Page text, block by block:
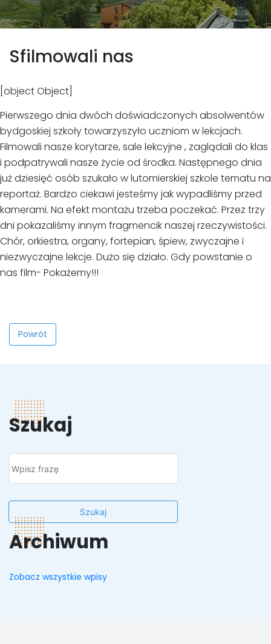
Sfilmowali nas
[object Object]
Pierwszego dnia dwóch doświadczonych absolwentów
bydgoskiej szkoły towarzyszyło uczniom w lekcjach.
Filmowali nasze korytarze, sale lekcyjne , zaglądali do klas
i podpatrywali nasze życie od środka. Następnego dnia
już dziesięć osób szukało w lutomierskiej szkole tematu na
reportaż. Bardzo ciekawi jesteśmy jak wypadliśmy przed
kamerami. Na efekt montażu trzeba poczekać. Przez trzy
dni pokazaliśmy innym fragmencik naszej rzeczywistości.
Chór, orkiestra, organy, fortepian, śpiew, zwyczajne i
niezwyczajne lekcje. Dużo się działo. Gdy powstanie o
nas film- Pokażemy!!!
Powrót
Szukaj
Archiwum
Zobacz wszystkie wpisy